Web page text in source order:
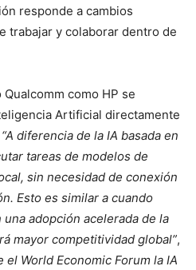
responde a cambios
trabajar y colaborar dentro de
como HP se
Artificial directamente
“A diferencia de la IA basada en
tareas de modelos de
sin necesidad de conexión
Esto es similar a cuando
adopción acelerada de la
mayor competitividad global”,
el World Economic Forum la IA